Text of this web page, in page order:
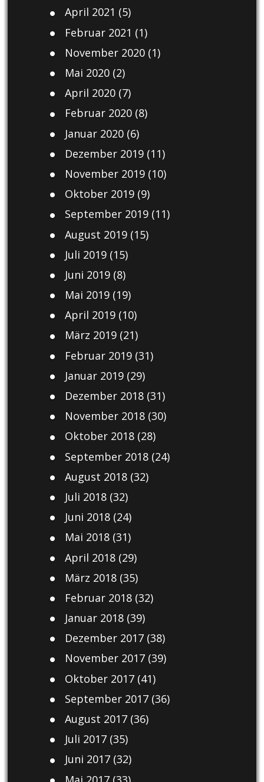
April 2021 (5)
Februar 2021 (1)
November 2020(1)
Mai 2020(2)
April 2020(7)
Februar 2020(8)
Januar 2020(6)
Dezember 2019(11)
November 2019(10)
Oktober 2019(9)
September 2019(11)
August 2019(15)
Juli 2019(15)
Juni 2019(8)
Mai 2019(19)
April 2019(10)
März 2019(21)
Februar 2019(31)
Januar 2019(29)
Dezember 2018(31)
November 2018(30)
Oktober 2018(28)
September 2018(24)
August 2018(32)
Juli 2018(32)
Juni 2018(24)
Mai 2018(31)
April 2018(29)
März 2018(35)
Februar 2018(32)
Januar 2018(39)
Dezember 2017(38)
November 2017(39)
Oktober 2017(41)
September 2017(36)
August 2017(36)
Juli 2017(35)
Juni 2017(32)